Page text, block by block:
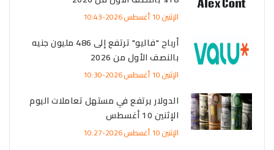
الإثنين 10 أغسطس 2026-10:43
أرباح "فاليو" ترتفع إلى 486 مليون جنيه
بالنصف الأول من 2026
الإثنين 10 أغسطس 2026-10:30
الدولار يرتفع في مستهل تعاملات اليوم
الإثنين 10 أغسطس
الإثنين 10 أغسطس 2026-10:27